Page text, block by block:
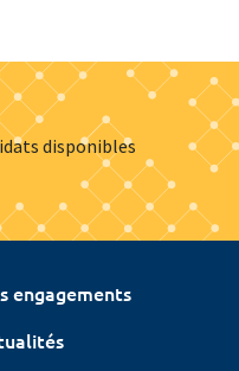
disponibles
engagements